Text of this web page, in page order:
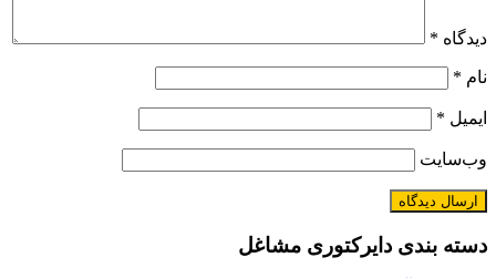
دیدگاه *
نام *
ایمیل *
وب‌سایت
دسته بندی دایرکتوری مشاغل